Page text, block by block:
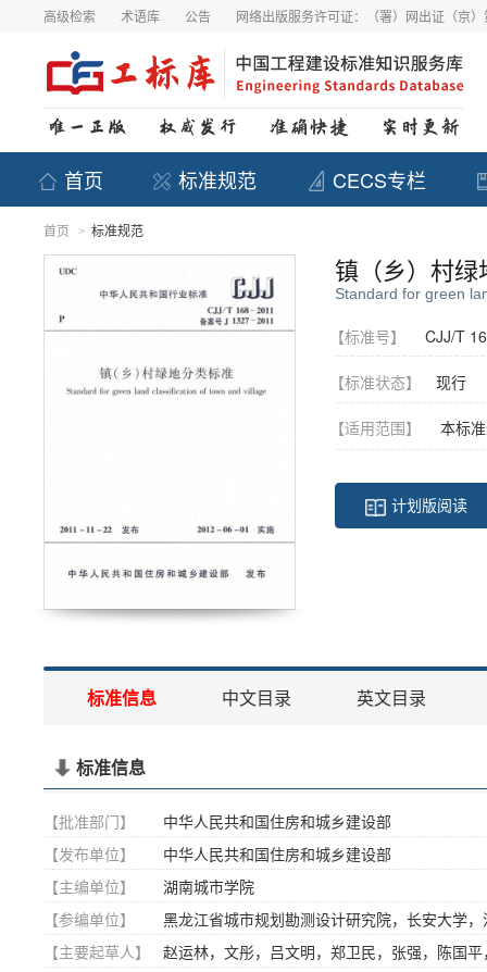
高级检索 术语库 公告 网络出版服务许可证：（署）网出证（京
首页 标准规范 CECS专栏
首页 > 标准规范
镇（乡）村
Standard for green
【标准号】 CJJ/T
【标准状态】 现行
【适用范围】 本标
计划版阅读
标准信息 中文目录 英文目录
标准信息
【批准部门】
中华人民共和国住房和城乡建设部
【发布单位】
中华人民共和国住房和城乡建设部
【主编单位】
湖南城市学院
【参编单位】
黑龙江省城市规划勘测设计研究院，长安大学
【主要起草人】
赵运林，文彤，吕文明，郑卫民，张强，陈国